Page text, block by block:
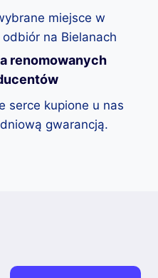
miejsce w
na Bielanach
renomowanych
serce kupione u nas
gwarancją.